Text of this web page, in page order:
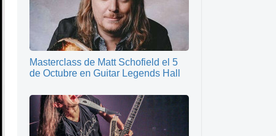
Masterclass de Matt Schofield el 5
de Octubre en Guitar Legends Hall